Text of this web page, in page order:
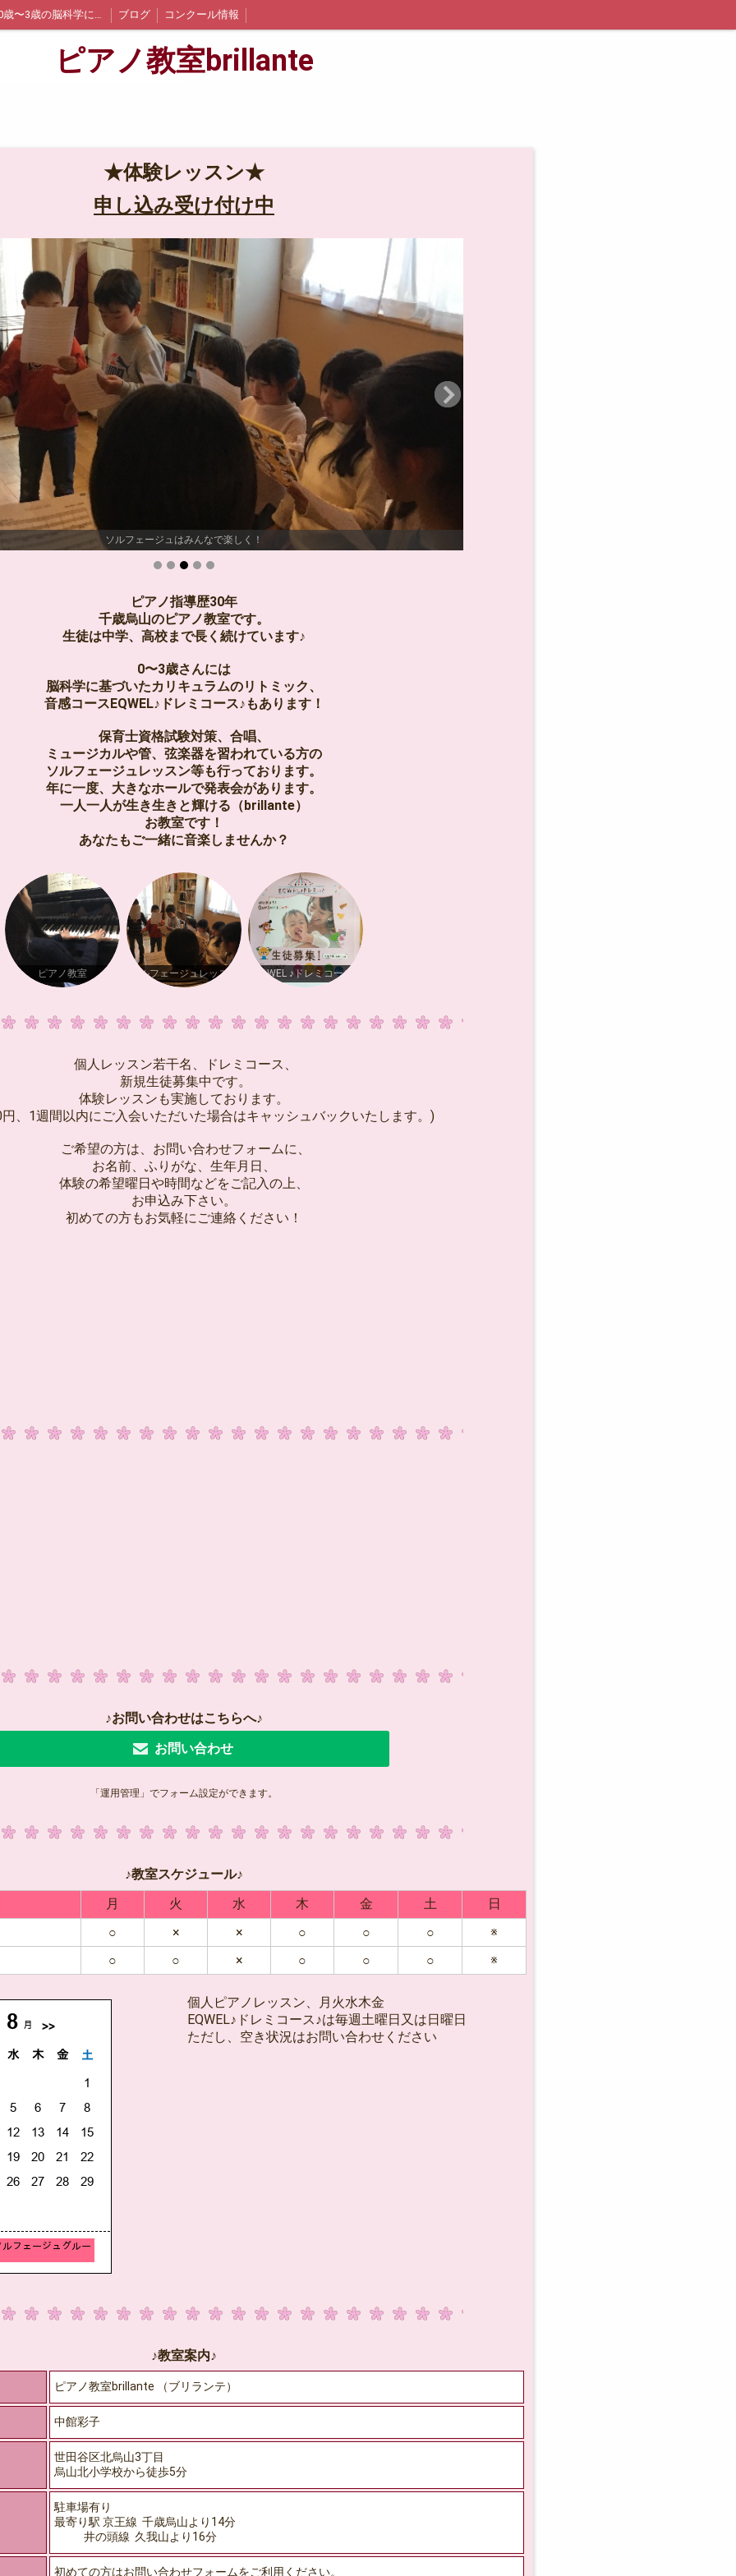
0歳〜3歳の脳科学に基づく音感教育EQWEL♪ドレミコース♪ ブログ コンクール情報
ピアノ教室brillante
★体験レッスン★
申し込み受け付け中
ソルフェージュはみんなで楽しく！
ピアノ指導歴30年
千歳烏山のピアノ教室です。
生徒は中学、高校まで長く続けています♪
0〜3歳さんには
脳科学に基づいたカリキュラムのリトミック、
音感コースEQWEL♪ドレミコース♪もあります！
保育士資格試験対策、合唱、
ミュージカルや管、弦楽器を習われている方の
ソルフェージュレッスン等も行っております。
年に一度、大きなホールで発表会があります。
一人一人が生き生きと輝ける（brillante）
お教室です！
あなたもご一緒に音楽しませんか？
ピアノ教室 ソルフェージュレッスン EQWEL ♪ドレミコース♪
個人レッスン若干名、ドレミコース、
新規生徒募集中です。
体験レッスンも実施しております。
円、1週間以内にご入会いただいた場合はキャッシュバックいたします。)
ご希望の方は、お問い合わせフォームに、
お名前、ふりがな、生年月日、
体験の希望曜日や時間などをご記入の上、
お申込み下さい。
初めての方もお気軽にご連絡ください！
♪お問い合わせはこちらへ♪
お問い合わせ
「運用管理」でフォーム設定ができます。
♪教室スケジュール♪
月 火 水 木 金 土
日
○ × × ○ ○ ○
※
○ ○ × ○ ○ ○ ※
個人ピアノレッスン、月火水木金
EQWEL♪ドレミコース♪は毎週土曜日又は日曜日
ただし、空き状況はお問い合わせください
♪教室案内♪
ピアノ教室brillante （ブリランテ）
中館彩子
世田谷区北烏山3丁目
烏山北小学校から徒歩5分
駐車場有り
最寄り駅 京王線 千歳烏山より14分
井の頭線 久我山より16分
初めての方はお問い合わせフォームをご利用ください。